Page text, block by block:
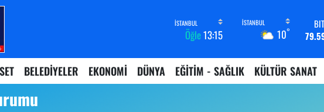
Öğle13:15 10°
BELEDİYELER EKONOMİ DÜNYA EĞİTİM - SAĞLIK KÜLTÜR SANAT